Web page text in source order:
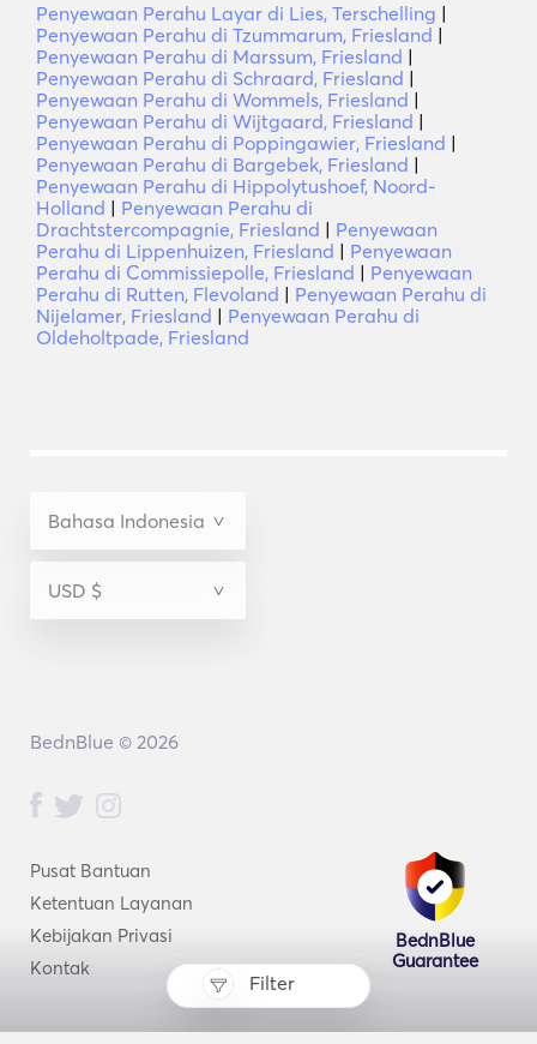
Filter
Penyewaan Perahu Layar di Lies, Terschelling |
Penyewaan Perahu di Tzummarum, Friesland |
Penyewaan Perahu di Marssum, Friesland |
Penyewaan Perahu di Schraard, Friesland |
Penyewaan Perahu di Wommels, Friesland |
Penyewaan Perahu di Wijtgaard, Friesland |
Penyewaan Perahu di Poppingawier, Friesland |
Penyewaan Perahu di Bargebek, Friesland |
Penyewaan Perahu di Hippolytushoef, Noord-
Holland | Penyewaan Perahu di
Drachtstercompagnie, Friesland | Penyewaan
Perahu di Lippenhuizen, Friesland | Penyewaan
Perahu di Commissiepolle, Friesland | Penyewaan
Perahu di Rutten, Flevoland | Penyewaan Perahu di
Nijelamer, Friesland | Penyewaan Perahu di
Oldeholtpade, Friesland
Pusat Bantuan
Ketentuan Layanan
Kebijakan Privasi
Kontak
BednBlue
Guarantee
BednBlue © 2026